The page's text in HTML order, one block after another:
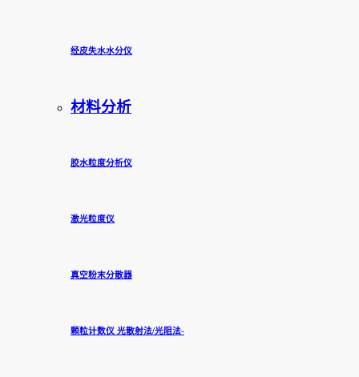
经皮失水水分仪
材料分析
胶水粒度分析仪
激光粒度仪
真空粉末分散器
颗粒计数仪 光散射法/光阻法-